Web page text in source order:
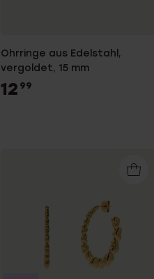
Ohrringe aus Edelstahl,
vergoldet, 15 mm
12 99